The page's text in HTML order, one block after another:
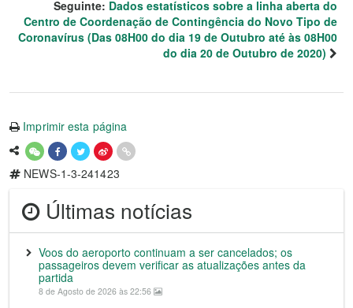
Seguinte: Dados estatísticos sobre a linha aberta do
Centro de Coordenação de Contingência do Novo Tipo de
Coronavírus (Das 08H00 do dia 19 de Outubro até às 08H00
do dia 20 de Outubro de 2020)
Imprimir esta página
NEWS-1-3-241423
Últimas notícias
Voos do aeroporto continuam a ser cancelados; os
passageiros devem verificar as atualizações antes da
partida
8 de Agosto de 2026 às 22:56